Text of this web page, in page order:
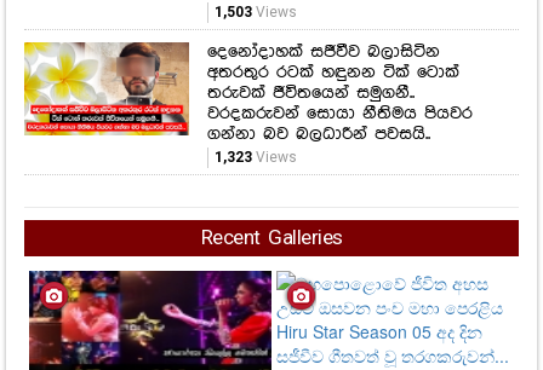
1,503Views
දෙනෝදාහක් සජීවීව බලාසිටින
අතරතුර රටක් හඳුනන ටික් ටොක්
තරුවක් ජීවිතයෙන් සමුගනී..
වරදකරුවන් සොයා නීතිමය පියවර
ගන්නා බව බලධාරීන් පවසයි..
1,323Views
Recent Galleries